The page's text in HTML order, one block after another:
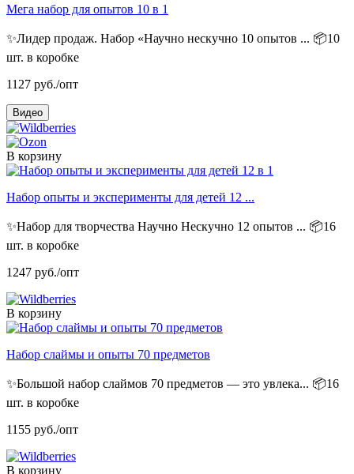
Мега набор для опытов 10 в 1
✨Лидер продаж. Набор «Научно нескучно 10 опытов ... 📦10
шт. в коробке
1127 руб./опт
Видео
В корзину
Набор опыты и эксперименты для детей 12 ...
✨Набор для творчества Научно Нескучно 12 опытов ... 📦16
шт. в коробке
1247 руб./опт
В корзину
Набор слаймы и опыты 70 предметов
✨Большой набор слаймов 70 предметов — это увлека... 📦16
шт. в коробке
1155 руб./опт
В корзину